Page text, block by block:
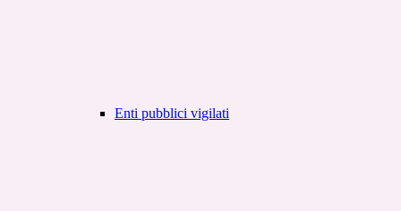
Enti pubblici vigilati